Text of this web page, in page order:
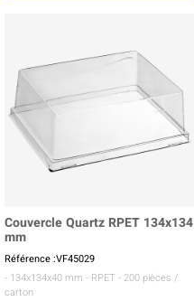
Couvercle Quartz RPET 134x134
mm
Référence :VF45029
- 134x134x40 mm - RPET - 200 pièces /
carton